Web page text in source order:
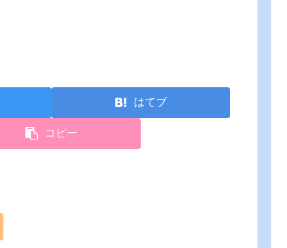
はてブ
コピー